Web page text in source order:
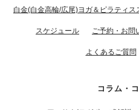
白金(白金高輪/広尾)ヨガ＆ピラティス
スケジュール ご予約・お問
よくあるご質問
コラム・